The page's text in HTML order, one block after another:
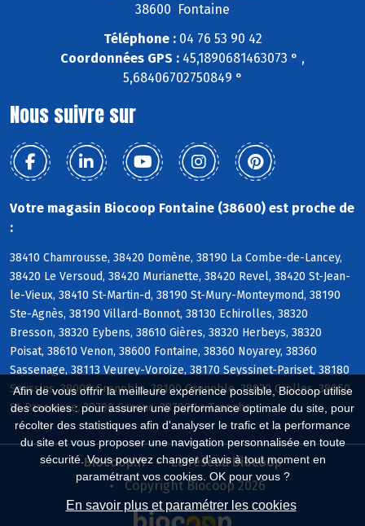
Afin de vous offrir la meilleure expérience possible, Biocoop utilise
des cookies : pour assurer une performance optimale du site, pour
récolter des statistiques afin d'analyser le trafic et la performance
du site et vous proposer une navigation personnalisée en toute
sécurité. Vous pouvez changer d'avis à tout moment en
paramétrant vos cookies. OK pour vous ?
En savoir plus et paramétrer les cookies
38600 Fontaine
Téléphone :04 76 53 90 42
Coordonnées GPS : 45,1890681463073 ° ,
5,68406702750849 °
Nous suivre sur
Votre magasin Biocoop Fontaine (38600) est proche de
:
38410 Chamrousse, 38420 Domène, 38190 La Combe-de-Lancey,
38420 Le Versoud, 38420 Murianette, 38420 Revel, 38420 St-Jean-
le-Vieux, 38410 St-Martin-d, 38190 St-Mury-Monteymond, 38190
Ste-Agnès, 38190 Villard-Bonnot, 38130 Echirolles, 38320
Bresson, 38320 Eybens, 38610 Gières, 38320 Herbeys, 38320
Poisat, 38610 Venon, 38600 Fontaine, 38360 Noyarey, 38360
Sassenage, 38113 Veurey-Voroize, 38170 Seyssinet-Pariset, 38180
Seyssins, 38000 Grenoble, 38100 Grenoble, 38920 Crolles, 38660
St-Pancrasse, 38700 Corenc, 38700 La Tronche
Biocoop.fr
Le réseau Biocoop
Copyright Biocoop 2026